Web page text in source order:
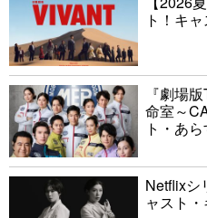
ト！キ
『劇場
命室～
ト・あ
Netflixシ
ャスト・